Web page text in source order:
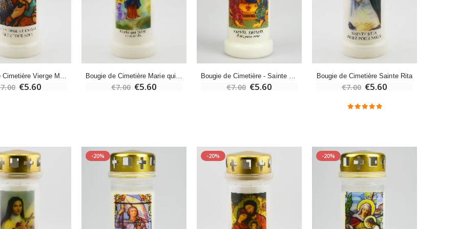
-20%
€12.00 €9.60
-20%
€7.90
-10%
-10%
€15.00
€12.90
-20%
Bonbons Pastilles Menthe à l'Eau de Lourdes - 130g
Bougie de Cimetière Vierge Marie à l'Enfant
€5.60
Bougie de Cimetière Marie qui Défait les Noeuds
€7.00 €5.60
Bougie de Cimetière - Sainte Trinité
€7.00 €5.60
Bougie de Cimetière Sainte Rita
€7.00 €5.60
-20% -20% -20%